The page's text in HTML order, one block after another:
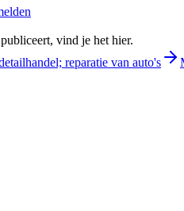
vind je het hier.
reparatie van auto's